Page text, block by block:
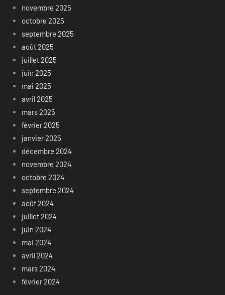
novembre 2025
octobre 2025
septembre 2025
août 2025
juillet 2025
juin 2025
mai 2025
avril 2025
mars 2025
février 2025
janvier 2025
décembre 2024
novembre 2024
octobre 2024
septembre 2024
août 2024
juillet 2024
juin 2024
mai 2024
avril 2024
mars 2024
février 2024